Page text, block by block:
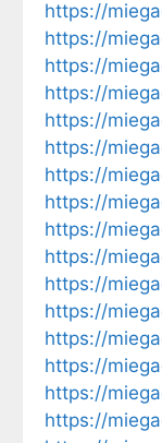
https://
https://
https://
https://
https://
https://
https://
https://
https://
https://
https://
https://
https://
https://
https://
https://